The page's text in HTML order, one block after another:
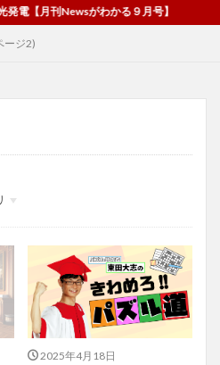
電【月刊Newsがわかる９月号】
ージ2)
2025年4月18日